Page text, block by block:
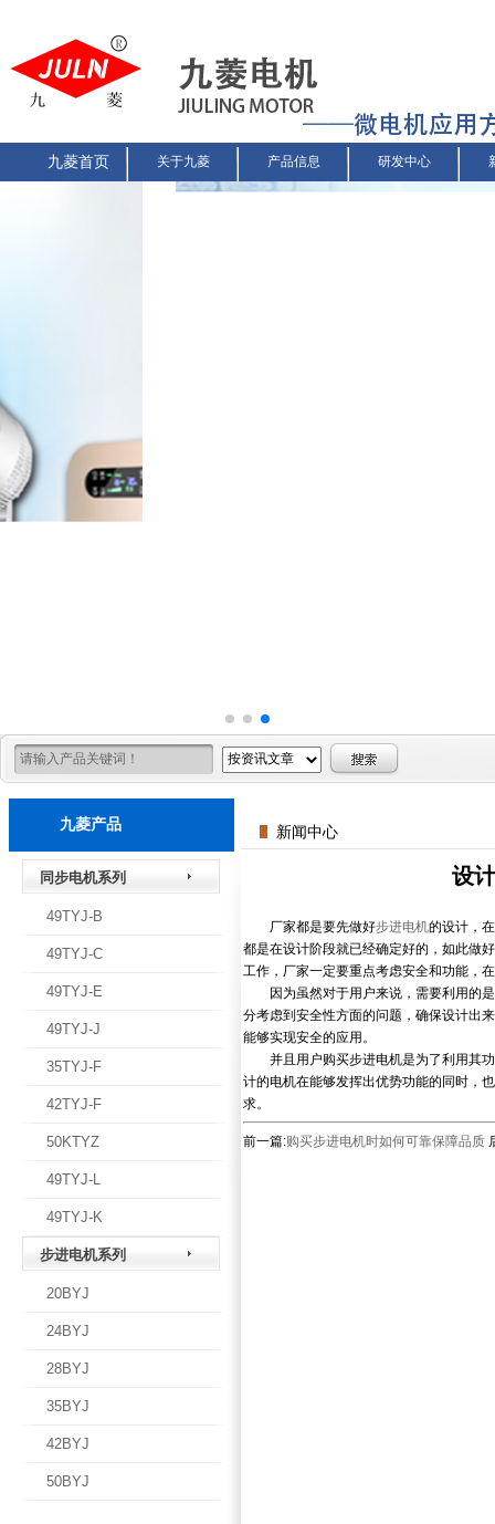
九菱首页 关于九菱 产品信息 研发中心
九菱产品
同步电机系列
49TYJ-B
49TYJ-C
49TYJ-E
49TYJ-J
35TYJ-F
42TYJ-F
50KTYZ
49TYJ-L
49TYJ-K
步进电机系列
20BYJ
24BYJ
28BYJ
35BYJ
42BYJ
50BYJ
新闻中心
设
厂家都是要先做好步进电机的设计，
都是在设计阶段就已经确定好的，如此做
工作，厂家一定要重点考虑安全和功能，
因为虽然对于用户来说，需要利用的是
分考虑到安全性方面的问题，确保设计出
能够实现安全的应用。
并且用户购买步进电机是为了利用其功
计的电机在能够发挥出优势功能的同时，
求。
前一篇:购买步进电机时如何可靠保障品质